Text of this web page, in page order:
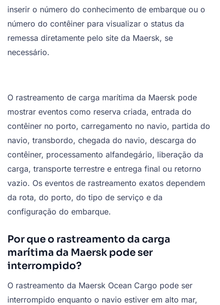
inserir o número do conhecimento de embarque ou o
número do contêiner para visualizar o status da
remessa diretamente pelo site da Maersk, se
necessário.
O rastreamento de carga marítima da Maersk pode
mostrar eventos como reserva criada, entrada do
contêiner no porto, carregamento no navio, partida do
navio, transbordo, chegada do navio, descarga do
contêiner, processamento alfandegário, liberação da
carga, transporte terrestre e entrega final ou retorno
vazio. Os eventos de rastreamento exatos dependem
da rota, do porto, do tipo de serviço e da
configuração do embarque.
Por que o rastreamento da carga
marítima da Maersk pode ser
interrompido?
O rastreamento da Maersk Ocean Cargo pode ser
interrompido enquanto o navio estiver em alto mar,